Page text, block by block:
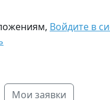
Войдите в
Мои заявки